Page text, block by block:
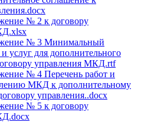
№ 2 к договору
№ 3 Минимальный
услуг для дополнительного
управления МКД.rtf
№ 4 Перечень работ и
МКД к дополнительному
управления..docx
№ 5 к договору